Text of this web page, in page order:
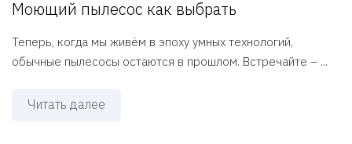
Моющий пылесос как выбрать
Теперь, когда мы живём в эпоху умных технологий,
обычные пылесосы остаются в прошлом. Встречайте – ...
Читать далее